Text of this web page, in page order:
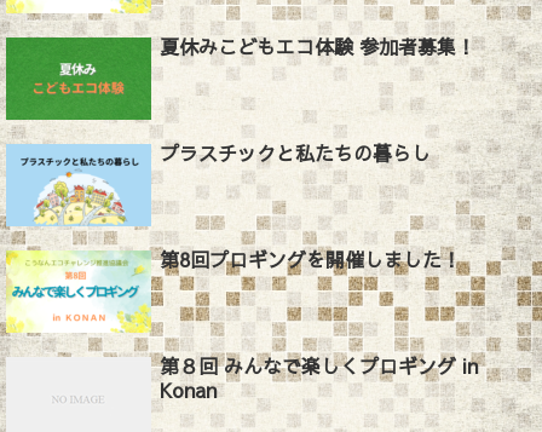
夏休みこどもエコ体験 参加者募集！
プラスチックと私たちの暮らし
第8回プロギングを開催しました！
第８回 みんなで楽しくプロギング in
Konan